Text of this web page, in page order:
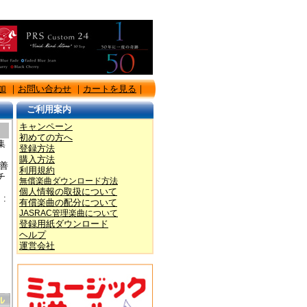
｜ お問い合わせ ｜ カートを見る ｜
:
ご利用案内
キャンペーン
初めての方へ
登録方法
購入方法
利用規約
無償楽曲ダウンロード方法
個人情報の取扱について
有償楽曲の配分について
JASRAC管理楽曲について
登録用紙ダウンロード
ヘルプ
運営会社